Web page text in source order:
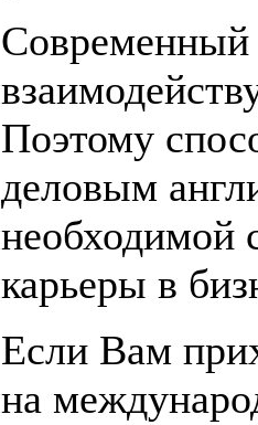
Современный
Поэтому
деловым
необходимой
карьеры в
Если Вам
на